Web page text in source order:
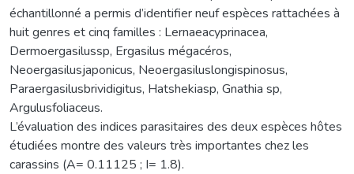
échantillonné a permis d’identifier neuf espèces rattachées à
huit genres et cinq familles : Lernaeacyprinacea,
Dermoergasilussp, Ergasilus mégacéros,
Neoergasilusjaponicus, Neoergasiluslongispinosus,
Paraergasilusbrividigitus, Hatshekiasp, Gnathia sp,
Argulusfoliaceus.
L’évaluation des indices parasitaires des deux espèces hôtes
étudiées montre des valeurs très importantes chez les
carassins (A= 0.11125 ; I= 1.8).